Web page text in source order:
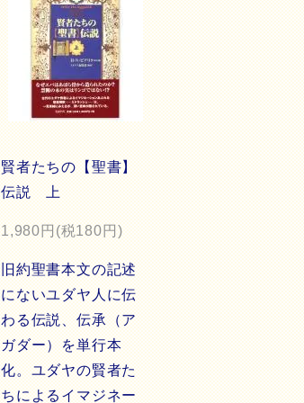
賢者たちの【聖書】
伝説 上
1,980円(税180円)
旧約聖書本文の記述
にないユダヤ人に伝
わる伝説、伝承（ア
ガダー）を単行本
化。ユダヤの賢者た
ちによるイマジネー